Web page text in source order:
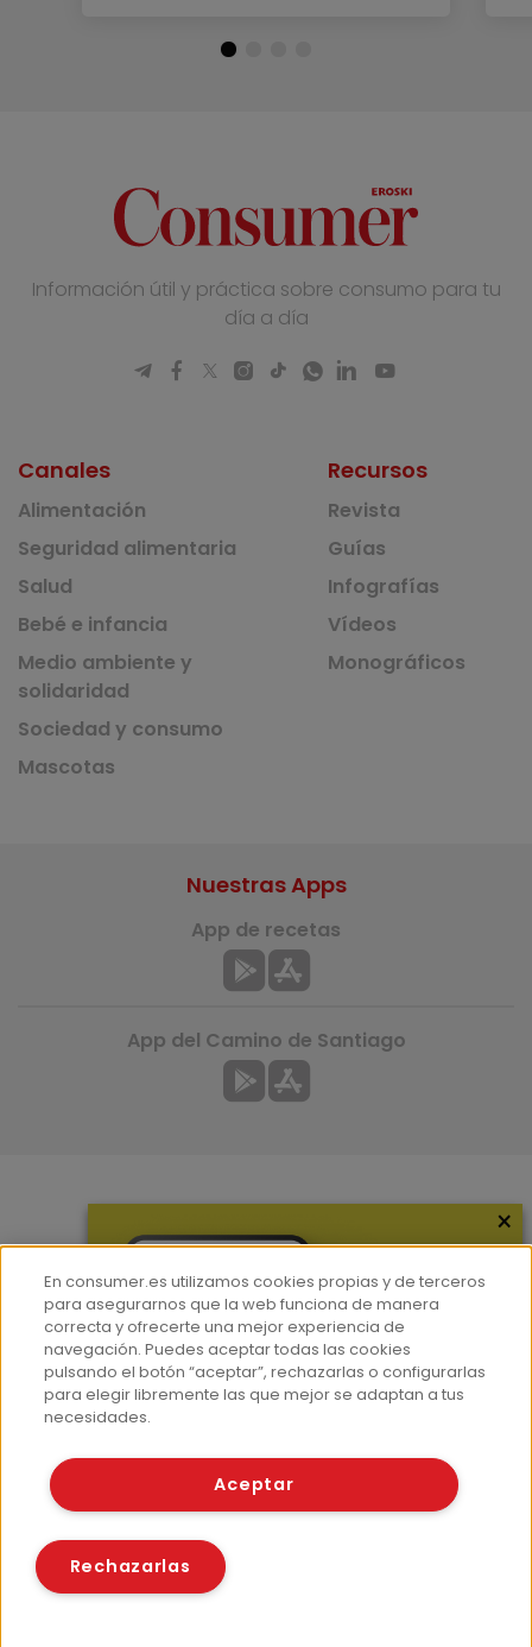
Información útil y práctica sobre consumo para tu
día a día
Canales
Alimentación
Seguridad alimentaria
Salud
Bebé e infancia
Medio ambiente y
solidaridad
Sociedad y consumo
Mascotas
Recursos
Revista
Guías
Infografías
Vídeos
Monográficos
Hemeroteca
Contacto
Prensa
Corpus Lingüístico Consumer
Nuestras Apps
App de recetas
App del Camino de Santiago
© Fundación EROSKI
Políticas de cookies
×
En consumer.es utilizamos cookies propias y de terceros
para asegurarnos que la web funciona de manera
correcta y ofrecerte una mejor experiencia de
navegación. Puedes aceptar todas las cookies
pulsando el botón “aceptar”, rechazarlas o configurarlas
para elegir libremente las que mejor se adaptan a tus
necesidades.
Aceptar
Rechazarlas